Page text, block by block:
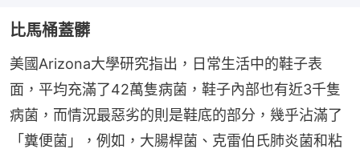
比馬桶蓋髒
美國Arizona大學研究指出，日常生活中的鞋子表
面，平均充滿了42萬隻病菌，鞋子內部也有近3千隻
病菌，而情況最惡劣的則是鞋底的部分，幾乎沾滿了
「糞便菌」，例如，大腸桿菌、克雷伯氏肺炎菌和粘